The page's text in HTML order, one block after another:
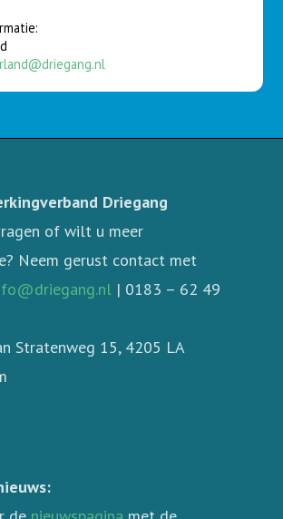
Driegang
of wilt u meer
Neem gerust contact met
| 0183 – 62 49
Stratenweg 15, 4205 LA